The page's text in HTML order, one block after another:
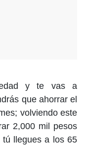
y te vas a
que ahorrar el
volviendo este
2,000 mil pesos
llegues a los 65